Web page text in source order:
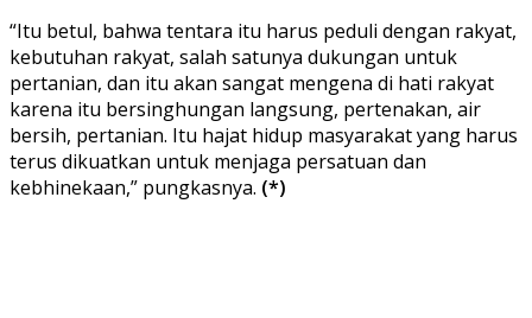
“Itu betul, bahwa tentara itu harus peduli dengan rakyat,
kebutuhan rakyat, salah satunya dukungan untuk
pertanian, dan itu akan sangat mengena di hati rakyat
karena itu bersinghungan langsung, pertenakan, air
bersih, pertanian. Itu hajat hidup masyarakat yang harus
terus dikuatkan untuk menjaga persatuan dan
kebhinekaan,” pungkasnya. (*)